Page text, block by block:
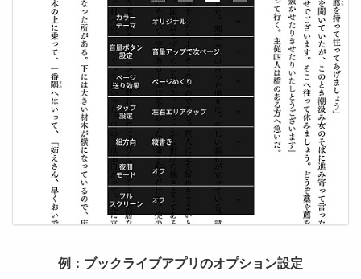
例：ブックライブアプリのオプション設定